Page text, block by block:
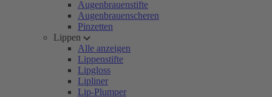
Augenbrauenstifte
Augenbrauenscheren
Pinzetten
Lippen
Alle anzeigen
Lippenstifte
Lipgloss
Lipliner
Lip-Plumper